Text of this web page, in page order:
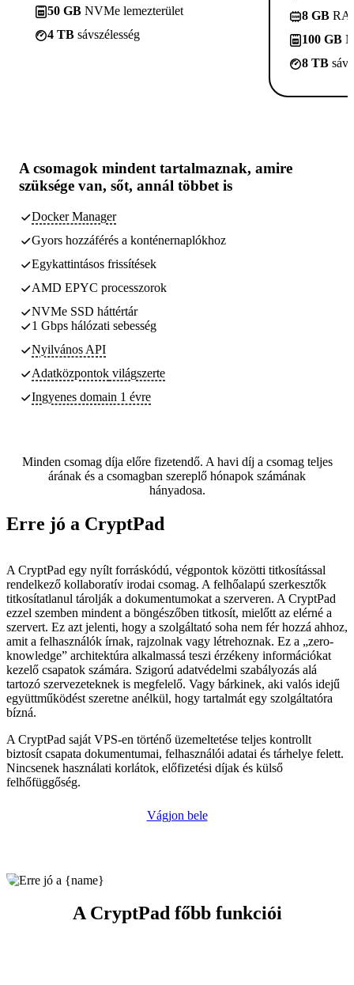
50 GB NVMe lemezterület
4 TB sávszélesség
8 GB
100 GB
8 TB
A csomagok mindent tartalmaznak, amire
szüksége van, sőt, annál többet is
Docker Manager
Gyors hozzáférés a konténernaplókhoz
Egykattintásos frissítések
AMD EPYC processzorok
NVMe SSD háttértár
1 Gbps hálózati sebesség
Nyilvános API
Adatközpontok világszerte
Ingyenes domain 1 évre
Minden csomag díja előre fizetendő. A havi díj a csomag teljes
árának és a csomagban szereplő hónapok számának
hányadosa.
Erre jó a CryptPad
A CryptPad egy nyílt forráskódú, végpontok közötti titkosítással
rendelkező kollaboratív irodai csomag. A felhőalapú szerkesztők
titkosítatlanul tárolják a dokumentumokat a szerveren. A CryptPad
ezzel szemben mindent a böngészőben titkosít, mielőtt az elérné a
szervert. Ez azt jelenti, hogy a szolgáltató soha nem fér hozzá ahhoz,
amit a felhasználók írnak, rajzolnak vagy létrehoznak. Ez a „zero-
knowledge” architektúra alkalmassá teszi érzékeny információkat
kezelő csapatok számára. Szigorú adatvédelmi szabályozás alá
tartozó szervezeteknek is megfelelő. Vagy bárkinek, aki valós idejű
együttműködést szeretne anélkül, hogy tartalmát egy szolgáltatóra
bízná.
A CryptPad saját VPS-en történő üzemeltetése teljes kontrollt
biztosít csapata dokumentumai, felhasználói adatai és tárhelye felett.
Nincsenek használati korlátok, előfizetési díjak és külső
felhőfüggőség.
Vágjon bele
A CryptPad főbb funkciói